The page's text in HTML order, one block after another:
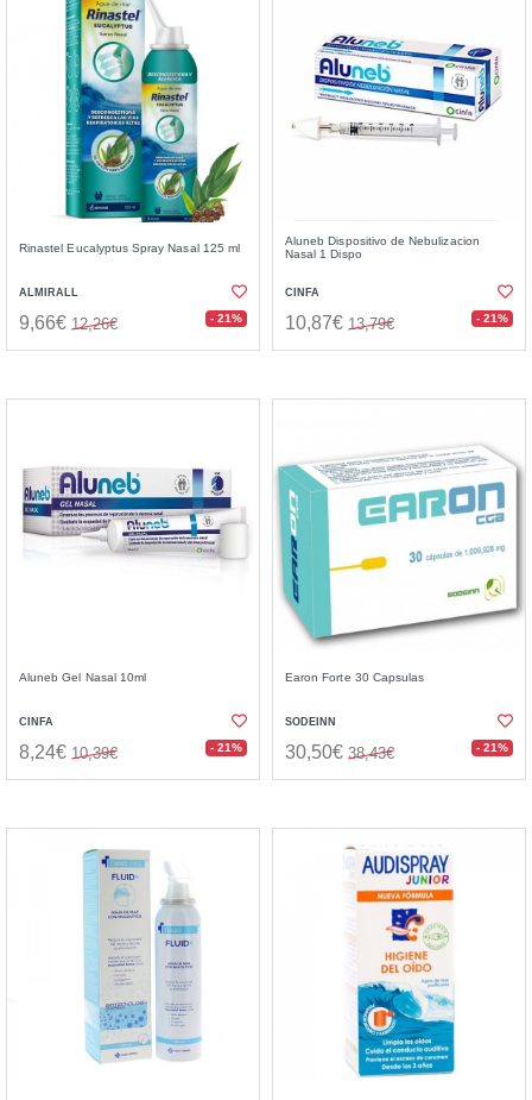
Rinastel Eucalyptus Spray Nasal 125 ml
ALMIRALL
9,66€ 12,26€ - 21%
Aluneb Dispositivo de Nebulizacion
Nasal 1 Dispo
CINFA
10,87€ 13,79€ - 21%
Aluneb Gel Nasal 10ml
CINFA
8,24€ 10,39€ - 21%
Earon Forte 30 Capsulas
SODEINN
30,50€ 38,43€ - 21%